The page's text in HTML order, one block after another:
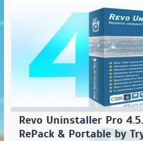
Revo Uninstaller Pro
RePack & Portable by